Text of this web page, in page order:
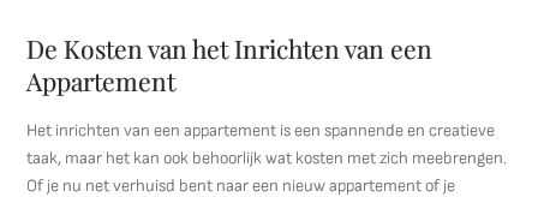
De Kosten van het Inrichten van een
Appartement
Het inrichten van een appartement is een spannende en creatieve
taak, maar het kan ook behoorlijk wat kosten met zich meebrengen.
Of je nu net verhuisd bent naar een nieuw appartement of je